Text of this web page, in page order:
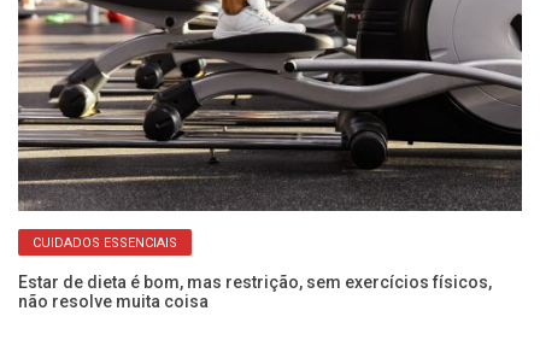
CUIDADOS ESSENCIAIS
Estar de dieta é bom, mas restrição, sem exercícios físicos,
não resolve muita coisa